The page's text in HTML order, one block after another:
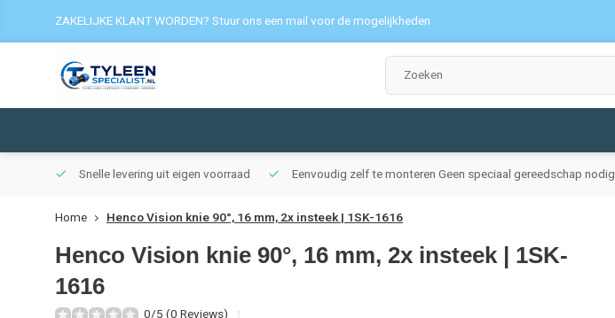
ZAKELIJKE KLANT WORDEN? Stuur ons een mail voor de mogelijkheden
Snelle levering uit eigen voorraad Eenvoudig zelf te monteren Geen speciaal gereedschap nodig
Home Henco Vision knie 90°, 16 mm, 2x insteek | 1SK-1616
Henco Vision knie 90°, 16 mm, 2x insteek | 1SK-
1616
0/5 (0 Reviews)